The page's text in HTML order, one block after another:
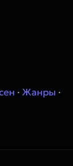
· Жанры ·